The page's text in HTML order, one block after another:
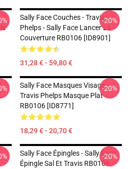
Sally Face Couches - Travis
Phelps - Sally Face Lancer La
Couverture RB0106 [ID8901]
31,28 € - 59,80 €
-20%
Sally Face Masques Visage -
Travis Phelps Masque Plat
RB0106 [ID8771]
18,29 € - 20,70 €
-20%
Sally Face Épingles - Sally Face
Épingle Sal Et Travis RB0106
-20%